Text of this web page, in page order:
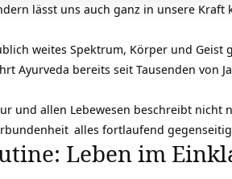
lässt uns auch ganz in unsere Kraft
weites Spektrum, Körper und Geist
Ayurveda bereits seit Tausenden von
und allen Lebewesen beschreibt
alles fortlaufend
Leben im